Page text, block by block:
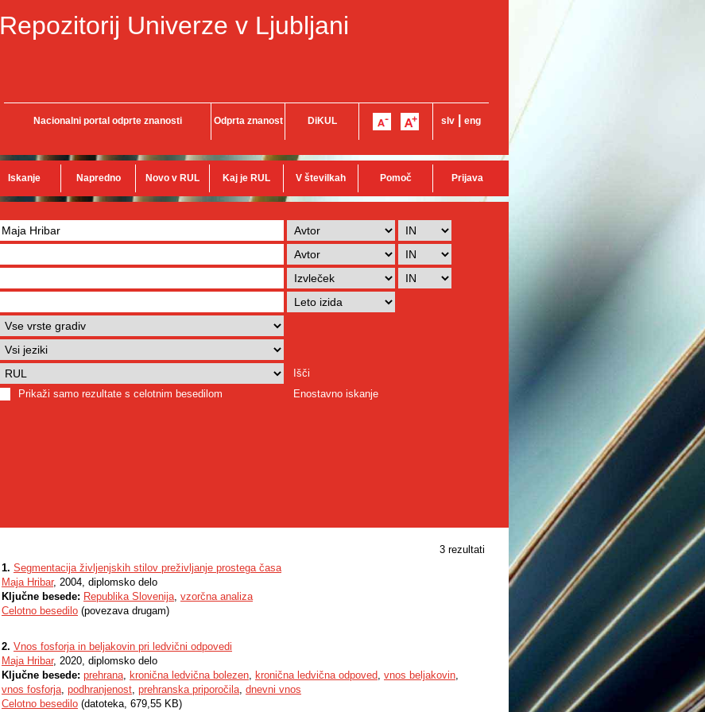
Repozitorij Univerze v Ljubljani
Nacionalni portal odprte znanosti Odprta znanost DiKUL slv eng
Iskanje Napredno Novo v RUL Kaj je RUL V številkah Pomoč Prijava
Išči
Prikaži samo rezultate s celotnim besedilom
Enostavno iskanje
3 rezultati
1. Segmentacija življenjskih stilov preživljanje prostega časa
Maja Hribar, 2004, diplomsko delo
Ključne besede: Republika Slovenija, vzorčna analiza
Celotno besedilo (povezava drugam)
2. Vnos fosforja in beljakovin pri ledvični odpovedi
Maja Hribar, 2020, diplomsko delo
Ključne besede: prehrana, kronična ledvična bolezen, kronična ledvična odpoved, vnos beljakovin,
vnos fosforja, podhranjenost, prehranska priporočila, dnevni vnos
Celotno besedilo (datoteka, 679,55 KB)